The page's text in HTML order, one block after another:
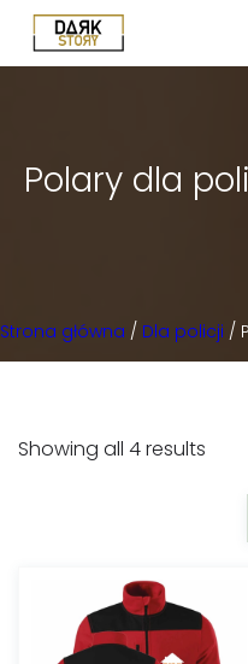
Polary dla
Strona główna / Dla policji /
Showing all 4 results